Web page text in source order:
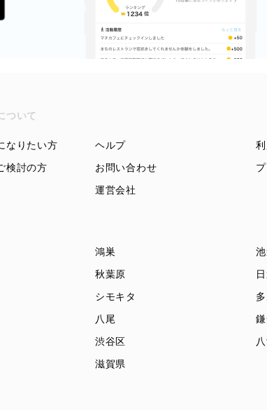
ついて
なりたい方
検討の方
ヘルプ
お問い合わせ
運営会社
鴻巣
秋葉原
シモキタ
八尾
渋谷区
滋賀県